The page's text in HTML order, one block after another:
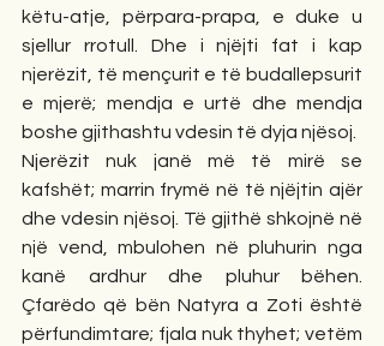
këtu-atje, përpara-prapa, e duke u
sjellur rrotull. Dhe i njëjti fat i kap
njerëzit, të mençurit e të budallepsurit
e mjerë; mendja e urtë dhe mendja
boshe gjithashtu vdesin të dyja njësoj.
Njerëzit nuk janë më të mirë se
kafshët; marrin frymë në të njëjtin ajër
dhe vdesin njësoj. Të gjithë shkojnë në
një vend, mbulohen në pluhurin nga
kanë ardhur dhe pluhur bëhen.
Çfarëdo që bën Natyra a Zoti është
përfundimtare; fjala nuk thyhet; vetëm